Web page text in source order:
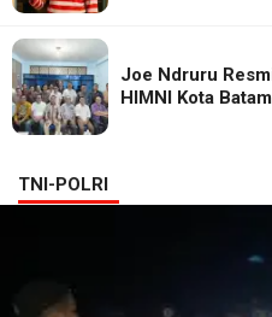
Joe Ndruru
HIMNI Kota
TNI-POLRI